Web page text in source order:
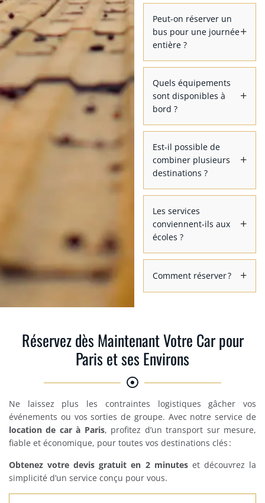
Peut-on réserver un
bus pour une journée
entière ?
Quels équipements
sont disponibles à
bord ?
Est-il possible de
combiner plusieurs
destinations ?
Les services
conviennent-ils aux
écoles ?
Comment réserver ?
Réservez dès Maintenant Votre Car pour
Paris et ses Environs
Ne laissez plus les contraintes logistiques gâcher vos
événements ou vos sorties de groupe. Avec notre service de
location de car à Paris, profitez d’un transport sur mesure,
fiable et économique, pour toutes vos destinations clés :
Obtenez votre devis gratuit en 2 minuteset découvrez la
simplicité d’un service conçu pour vous.